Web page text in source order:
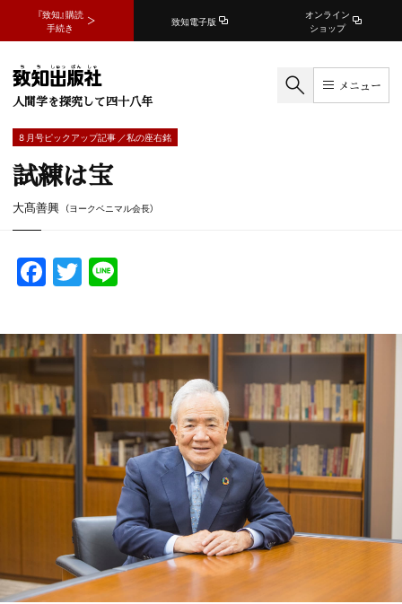
『致知』購読
手続き
致知電子版
オンライン
ショップ
人間学を探究して四十八年
メニュー
8 月号ピックアップ記事 ／私の座右銘
試練は宝
大髙善興 （ヨークベニマル会長）
F
a
c
e
b
o
o
k
T
w
itt
er
e